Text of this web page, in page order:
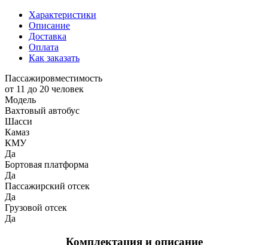
Характеристики
Описание
Доставка
Оплата
Как заказать
Пассажировместимость
от 11 до 20 человек
Модель
Вахтовый автобус
Шасси
Камаз
КМУ
Да
Бортовая платформа
Да
Пассажирский отсек
Да
Грузовой отсек
Да
Комплектация и описание